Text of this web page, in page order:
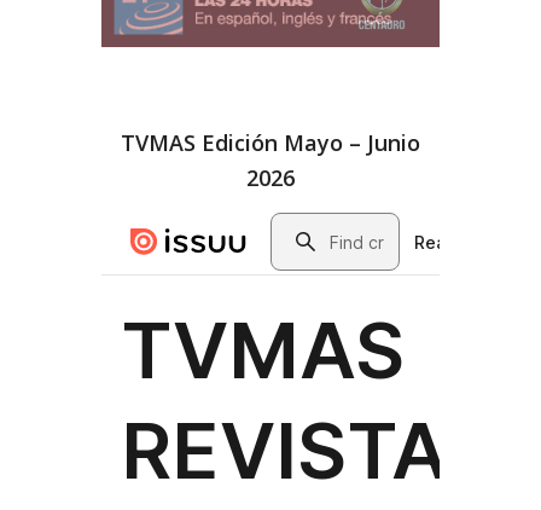
TVMAS Edición Mayo – Junio
2026